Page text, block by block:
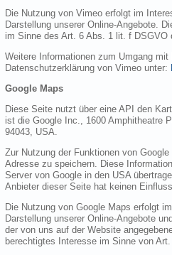
Die Nutzung von Vimeo erfolgt im
Darstellung unserer Online-Angebote.
im Sinne des Art. 6 Abs. 1 lit. f DSGVO
Weitere Informationen zum Umgang
Datenschutzerklärung von Vimeo unter:
Google Maps
Diese Seite nutzt über eine API den
ist die Google Inc., 1600 Amphitheatre
94043, USA.
Zur Nutzung der Funktionen von
Adresse zu speichern. Diese
Server von Google in den USA
Anbieter dieser Seite hat keinen
Die Nutzung von Google Maps erfolgt
Darstellung unserer Online-Angebote
der von uns auf der Website
berechtigtes Interesse im Sinne von